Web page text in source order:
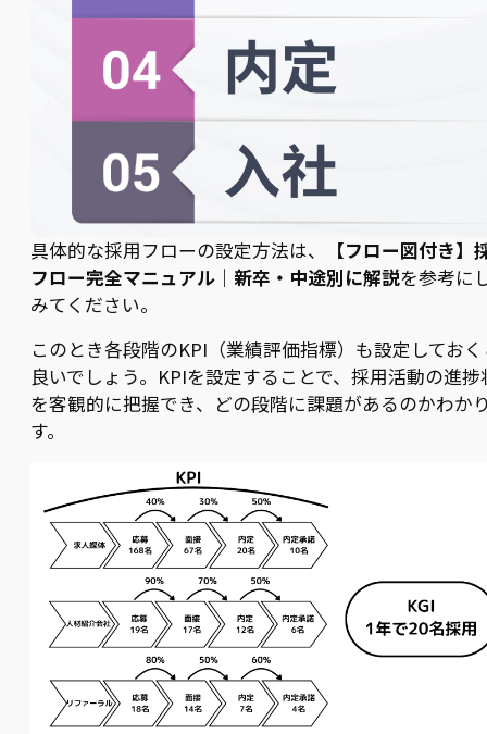
具体的な採用フローの設定方法は、
【フロー図付き】
フロー完全マニュアル｜新卒・中途別に解説を参考に
みてください。
このとき各段階のKPI（業績評価指標）も設定してお
良いでしょう。KPIを設定することで、採用活動の進捗
を客観的に把握でき、どの段階に課題があるのかわか
す。